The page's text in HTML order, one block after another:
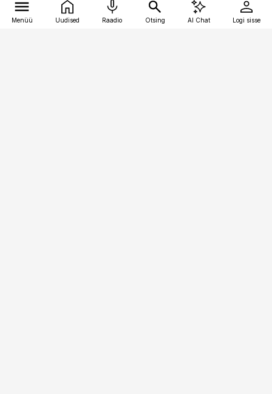
Menüü Uudised Raadio Otsing AI Chat Logi sisse